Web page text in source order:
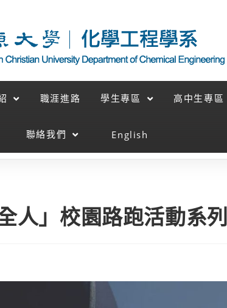
職涯進路 學生專區 高中生專區
聯絡我們 English
人」校園路跑活動系列